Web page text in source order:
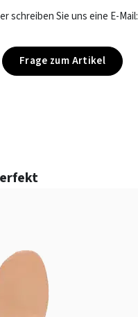
schreiben Sie uns eine E-Mail:
Frage zum Artikel